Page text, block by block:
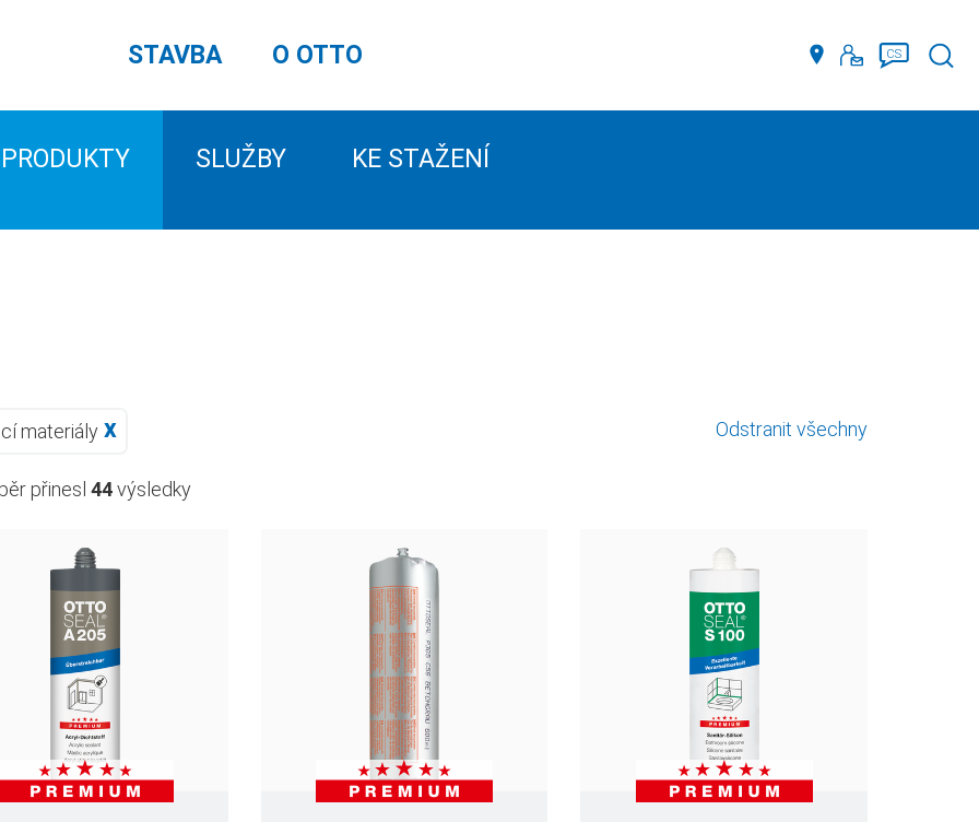
CS
STAVBA
PRODUKTY SLUŽBY KE STAŽENÍ
O OTTO
Odstranit všechny
materiály
přinesl 44výsledky